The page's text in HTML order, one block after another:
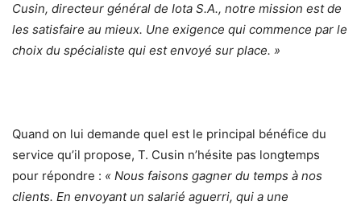
Cusin, directeur général de Iota S.A., notre mission est de
les satisfaire au mieux. Une exigence qui commence par le
choix du spécialiste qui est envoyé sur place. »
Quand on lui demande quel est le principal bénéfice du
service qu’il propose, T. Cusin n’hésite pas longtemps
pour répondre : « Nous faisons gagner du temps à nos
clients. En envoyant un salarié aguerri, qui a une